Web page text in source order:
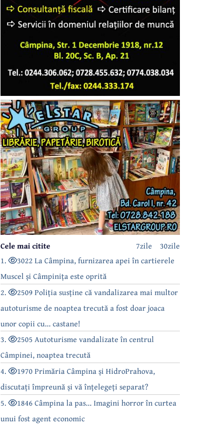
30zile
7zile
Cele mai citite
1.
3022 La Câmpina, furnizarea apei în cartierele
Muscel și Câmpinița este oprită
2.
2509 Poliția susține că vandalizarea mai multor
autoturisme de noaptea trecută a fost doar joaca
unor copii cu... castane!
3.
2505 Autoturisme vandalizate în centrul
Câmpinei, noaptea trecută
4.
1970 Primăria Câmpina și HidroPrahova,
discutați împreună și vă înțelegeți separat?
5.
1846 Câmpina la pas... Imagini horror în curtea
unui fost agent economic